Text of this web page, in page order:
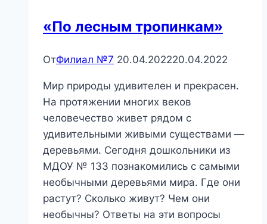
«По лесным тропинкам»
ОтФилиал №7 20.04.202220.04.2022
Мир природы удивителен и прекрасен.
На протяжении многих веков
человечество живет рядом с
удивительными живыми существами —
деревьями. Сегодня дошкольники из
МДОУ № 133 познакомились с самыми
необычными деревьями мира. Где они
растут? Сколько живут? Чем они
необычны? Ответы на эти вопросы